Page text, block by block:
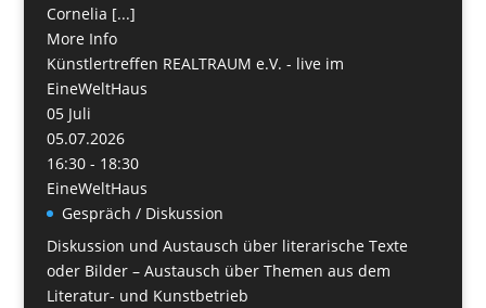
Cornelia [...]
More Info
Künstlertreffen REALTRAUM e.V. - live im
EineWeltHaus
05 Juli
05.07.2026
16:30 - 18:30
EineWeltHaus
Gespräch / Diskussion
Diskussion und Austausch über literarische Texte
oder Bilder – Austausch über Themen aus dem
Literatur- und Kunstbetrieb